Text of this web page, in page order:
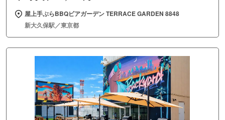
屋上手ぶらBBQビアガーデン TERRACE GARDEN 8848
新大久保駅／東京都